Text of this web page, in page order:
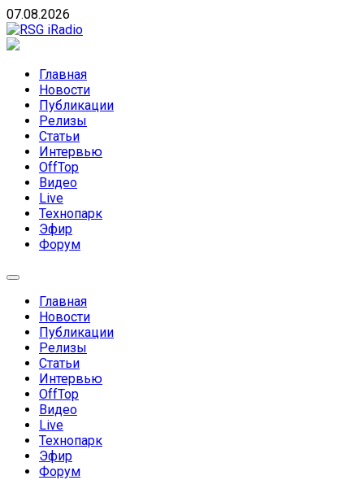
Skip
to
content
07.08.2026
Главная
Новости
Публикации
Релизы
Статьи
Интервью
OffTop
Видео
Live
Технопарк
Эфир
Форум
Главная
Новости
Публикации
Релизы
Статьи
Интервью
OffTop
Видео
Live
Технопарк
Эфир
Форум